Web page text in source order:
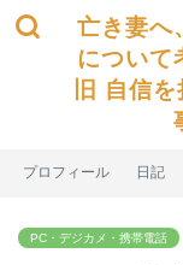
亡き妻へ
について
旧 自信
プロフィール 日記
PC・デジカメ・携帯電話